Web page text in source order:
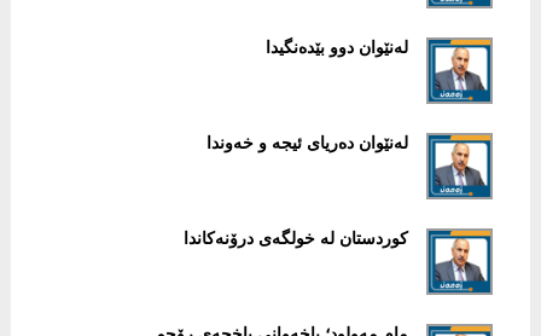
لەنێوان دوو بێدەنگیدا
لەنێوان دەریای ئیجە و خەوندا
کوردستان لە خولگەی درۆنەکاندا